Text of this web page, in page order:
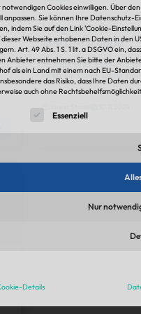
Holger Horn
Reese-Gruppe
Im Zuge einer
ihren Vorstand. Dafür
Cookies einwilligen. Über
anpassen. Sie können Ihre Datenschutz-
indem Sie auf den Link 'Cookie-
Webseite erhobenen Daten in den
Art. 49 Abs. 1 S. 1 lit. a DSGVO ein,
Anbieter entnehmen Sie bitte der
als ein Land mit einem nach EU-
das Risiko, dass Ihre Daten
auch ohne
eine Liste der Service-
Essenziell
Nur
Details